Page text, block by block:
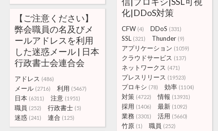
化|DDoS対策
CFW (4) DDoS (331)
SSL (321) Thunder (9)
アプリケーション (1059)
クラウドサービス (137)
ネットワークス (471)
プレスリリース (19523)
プロキシ (78) 効率 (1104)
対策 (4722) 情報 (13931)
採用 (1406) 最新 (1092)
業務 (3301) 活用 (5660)
竹原 (1) 職員 (252)
【ご注意ください】
弊会職員の名及びメ
ールアドレスを利用
した迷惑メール | 日本
行政書士会連合会
アドレス (486)
メール (2716) 利用 (5467)
日本 (6311) 注意 (1951)
職員 (252) 行政書士 (5)
迷惑 (241) 連合 (125)